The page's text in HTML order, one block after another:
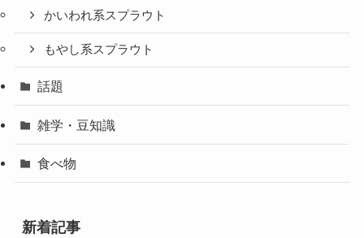
かいわれ系スプラウト
もやし系スプラウト
話題
雑学・豆知識
食べ物
新着記事